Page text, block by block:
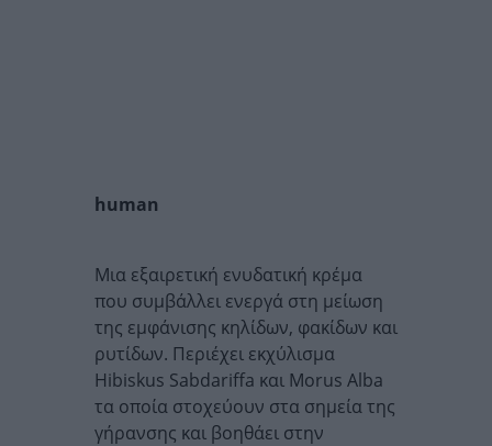
human
Μια εξαιρετική ενυδατική κρέμα
που συμβάλλει ενεργά στη μείωση
της εμφάνισης κηλίδων, φακίδων και
ρυτίδων. Περιέχει εκχύλισμα
Hibiskus Sabdariffa και Morus Alba
τα οποία στοχεύουν στα σημεία της
γήρανσης και βοηθάει στην